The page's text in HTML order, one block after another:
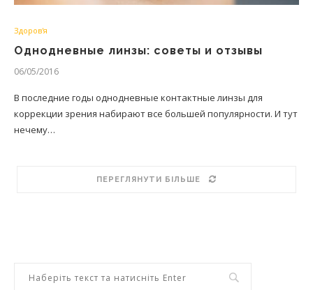
Здоров'я
Однодневные линзы: советы и отзывы
06/05/2016
В последние годы однодневные контактные линзы для
коррекции зрения набирают все большей популярности. И тут
нечему…
ПЕРЕГЛЯНУТИ БІЛЬШЕ